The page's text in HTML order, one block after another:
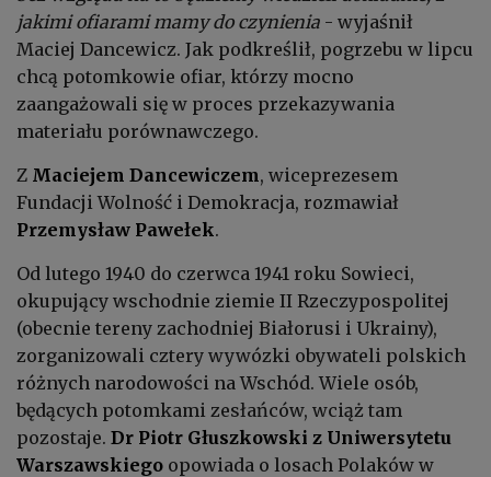
jakimi ofiarami mamy do czynienia - wyjaśnił
Maciej Dancewicz. Jak podkreślił, pogrzebu w lipcu
chcą potomkowie ofiar, którzy mocno
zaangażowali się w proces przekazywania
materiału porównawczego.
Z Maciejem Dancewiczem, wiceprezesem
Fundacji Wolność i Demokracja, rozmawiał
Przemysław Pawełek.
Od lutego 1940 do czerwca 1941 roku Sowieci,
okupujący wschodnie ziemie II Rzeczypospolitej
(obecnie tereny zachodniej Białorusi i Ukrainy),
zorganizowali cztery wywózki obywateli polskich
różnych narodowości na Wschód. Wiele osób,
będących potomkami zesłańców, wciąż tam
pozostaje. Dr Piotr Głuszkowski z Uniwersytetu
Warszawskiego opowiada o losach Polaków w